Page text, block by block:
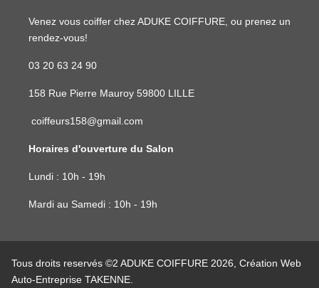
Venez vous coiffer chez ADUKE COIFFURE, ou prenez un
rendez-vous!
03 20 63 24 90
158 Rue Pierre Mauroy 59800 LILLE
coiffeurs158@gmail.com
Horaires d'ouverture du Salon
Lundi : 10h - 19h
Mardi au Samedi : 10h - 19h
Tous droits reservés ©2 ADUKE COIFFURE 2026, Création Web
Auto-Entreprise TAKENNE